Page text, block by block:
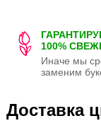
100%
Иначе мы
заменим
Доставка